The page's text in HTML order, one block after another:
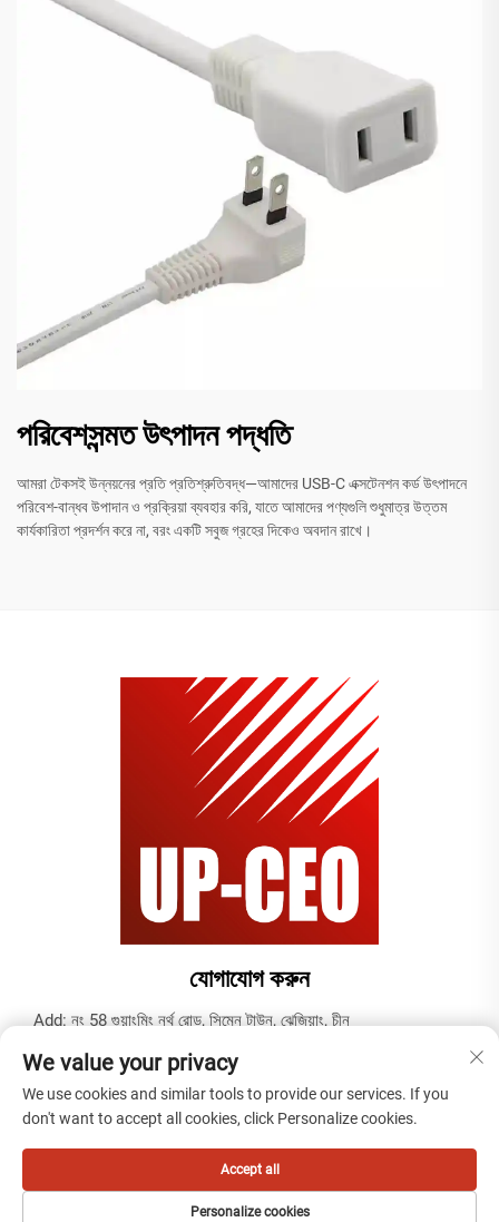
পরিবেশসন্মত উৎপাদন পদ্ধতি
আমরা টেকসই উন্নয়নের প্রতি প্রতিশ্রুতিবদ্ধ—আমাদের USB-C এক্সটেনশন কর্ড উৎপাদনে
পরিবেশ-বান্ধব উপাদান ও প্রক্রিয়া ব্যবহার করি, যাতে আমাদের পণ্যগুলি শুধুমাত্র উত্তম
কার্যকারিতা প্রদর্শন করে না, বরং একটি সবুজ গ্রহের দিকেও অবদান রাখে।
যোগাযোগ করুন
Add: নং 58 গুয়াংমিং নর্থ রোড, সিমেন টাউন, ঝেজিয়াং, চীন
টেল: +86-19937679823
ইমেইল:[email protected]
কপিরাইট © 2025 টিয়ানতাই কেবল (নিংবো) কোং, লিমিটেড দ্বারা -
We value your privacy
We use cookies and similar tools to provide our services. If you
don't want to accept all cookies, click Personalize cookies.
Personalize cookies
Accept all